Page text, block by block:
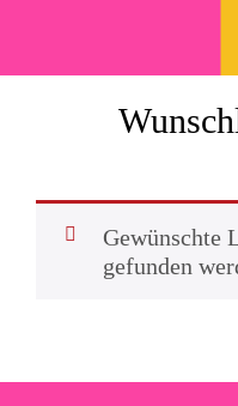
Gewünschte
gefunden